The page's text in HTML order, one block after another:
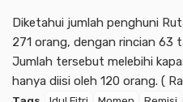
Diketahui jumlah penghuni
271 orang, dengan rincian 63
Jumlah tersebut melebihi
hanya diisi oleh 120 orang. (